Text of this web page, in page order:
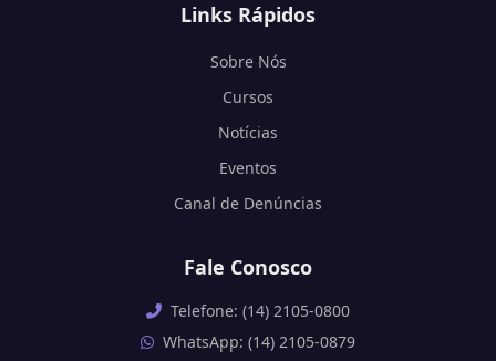
Links Rápidos
Sobre Nós
Cursos
Notícias
Eventos
Canal de Denúncias
Fale Conosco
Telefone: (14) 2105-0800
WhatsApp: (14) 2105-0879